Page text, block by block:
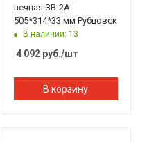
печная ЗВ-2А
505*314*33 мм Рубцовск
В наличии: 13
4 092руб./шт
В корзину